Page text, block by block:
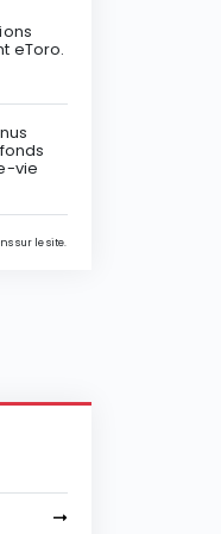
eToro.
vie
sur le site.